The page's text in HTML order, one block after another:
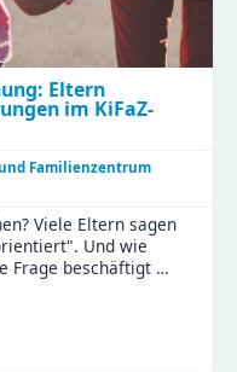
Eltern
im KiFaZ-
Familienzentrum
Viele Eltern sagen
Und wie
Frage beschäftigt …